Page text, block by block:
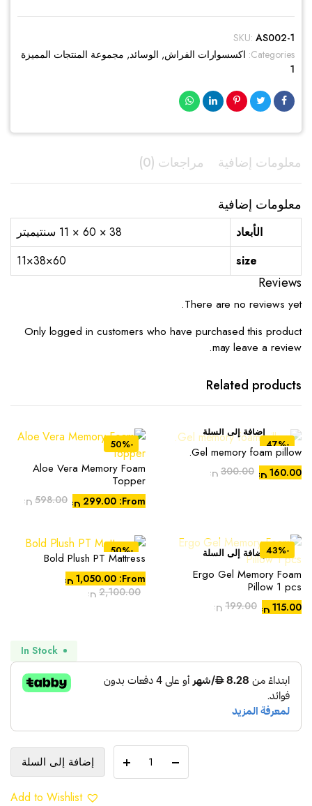
SKU: AS002-1
Categories: اكسسوارات الفراش, الوسائد, مجموعة المنتجات المميزة
1
معلومات إضافية مراجعات (0)
معلومات إضافية
الأبعاد
38 × 60 × 11 سنتيميتر
size
60×38×11
Reviews
There are no reviews yet.
Only logged in customers who have purchased this product
may leave a review.
Related products
-47%
إضافة إلى السلة
Gel memory foam pillow.
AED 300.00AED160.00
-50%
Compare
هناك
العديد
من
المختلفة
لهذا
المنتج.
يمكن
Aloe Vera Memory Foam
Topper
AED 598.00 From:
AED299.00
-43% إضافة إلى السلة
Ergo Gel Memory Foam
Pillow 1 pcs
AED 199.00
AED199.00.
AED115.00
AED115.00.
-50%
Compare
هناك
العديد
من
المنتج.
يمكن
على
صفحة
المنتج
Bold Plush PT Mattress
AED 2,100.00
From:
AED1,050.00
In Stock
Organic
Medium
إضافة إلى السلة
Add to Wishlist